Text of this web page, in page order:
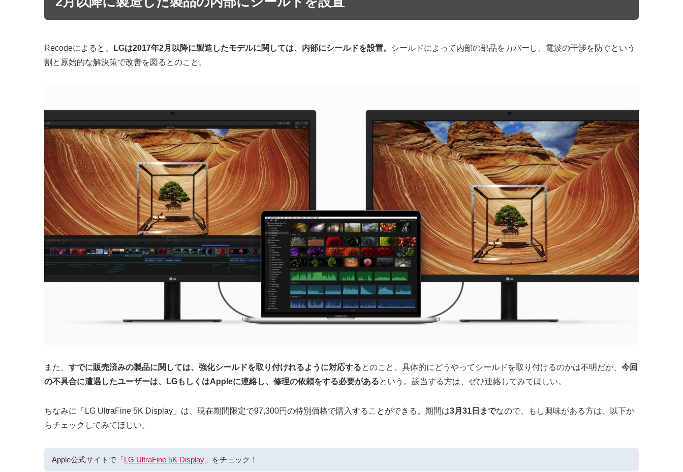
Recodeによると、 LGは2017年2月以降に製造したモデルに関しては、内部にシールドを設置。
シールドによって内部の部品をカバーし、電波の干渉を防ぐという
割と原始的な解決策で改善を図るとのこと。
また、 すでに販売済みの製品に関しては、強化シールドを取り付けれるように対応するとのこと。具体的にどうやってシールドを取り付けるのかは不明だが、 今回
の不具合に遭遇したユーザーは、LGもしくはAppleに連絡し、修理の依頼をする必要があるという。該当する方は、ぜひ連絡してみてほしい。
ちなみに「LG UltraFine 5K Display」は、現在期間限定で97,300円の特別価格で購入することができる。期間は3月31日までなので、もし興味がある方は、以下か
らチェックしてみてほしい。
Apple公式サイトで「LG UltraFine 5K Display 」をチェック！